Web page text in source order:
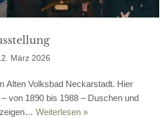
März 2026
Alten Volksbad Neckarstadt. Hier
von 1890 bis 1988 – Duschen und
Weiterlesen »